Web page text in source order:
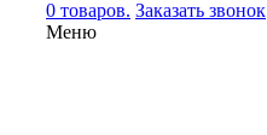
0 товаров. Заказать звонок
Меню